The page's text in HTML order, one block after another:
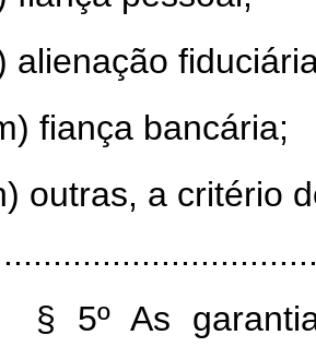
alienação
fiança bancária;
outras, a critério
§ 5º As